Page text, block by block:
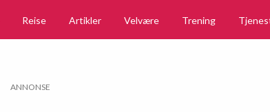
Reise Artikler Velvære Trening
ANNONSE